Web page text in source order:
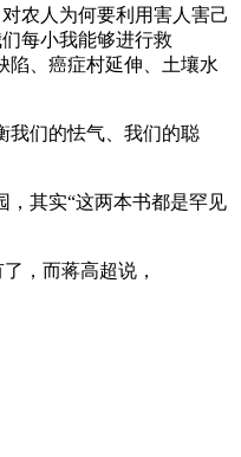
农人为何要利用害人害己
每小我能够进行救
陷、癌症村延伸、土壤水
我们的怯气、我们的聪
其实“这两本书都是罕见
，而蒋高超说，